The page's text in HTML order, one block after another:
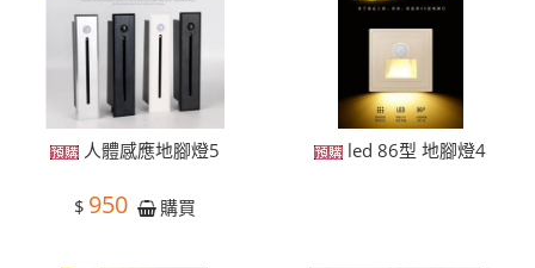
人體感應地腳燈5
$ 950 購買
led 86型 地腳燈4